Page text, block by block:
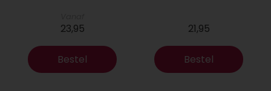
23,95
Bestel
21,95
Bestel